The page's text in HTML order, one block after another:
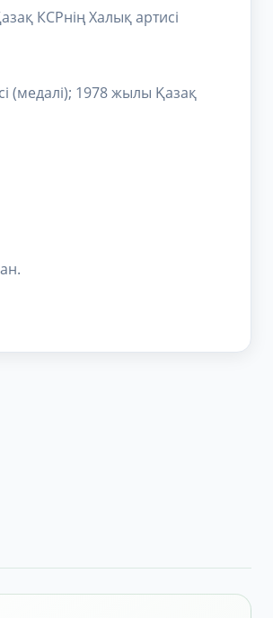
КСРнің Халық артисі
(медалі); 1978 жылы Қазақ